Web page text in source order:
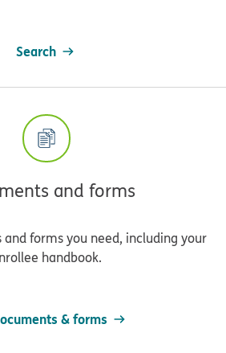
Search
and forms
forms you need, including your
handbook.
& forms